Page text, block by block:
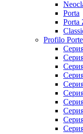
Porta
Porta
Profilo Porte